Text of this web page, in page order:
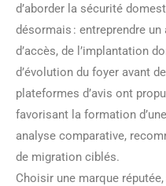
d’aborder la sécurité
désormais : entreprendre
d’accès, de l’implantation
d’évolution du foyer avant
plateformes d’avis ont
favorisant la formation
analyse comparative,
de migration ciblés.
Choisir une marque